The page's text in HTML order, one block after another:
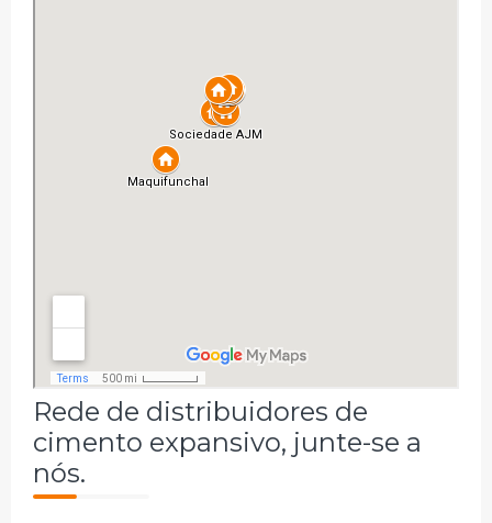
Rede de distribuidores de
cimento expansivo, junte-se a
nós.